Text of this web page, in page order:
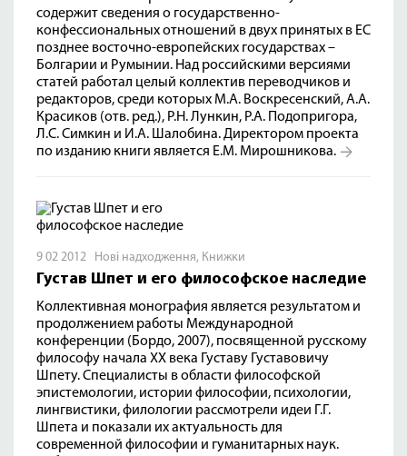
содержит сведения о государственно-
конфессиональных отношений в двух принятых в ЕС
позднее восточно-европейских государствах –
Болгарии и Румынии. Над российскими версиями
статей работал целый коллектив переводчиков и
редакторов, среди которых М.А. Воскресенский, А.А.
Красиков (отв. ред.), Р.Н. Лункин, Р.А. Подопригора,
Л.С. Симкин и И.А. Шалобина. Директором проекта
по изданию книги является Е.М. Мирошникова.
9 02 2012 Нові надходження, Книжки
Густав Шпет и его философское наследие
Коллективная монография является результатом и
продолжением работы Международной
конференции (Бордо, 2007), посвященной русскому
философу начала XX века Густаву Густавовичу
Шпету. Специалисты в области философской
эпистемологии, истории философии, психологии,
лингвистики, филологии рассмотрели идеи Г.Г.
Шпета и показали их актуальность для
современной философии и гуманитарных наук.